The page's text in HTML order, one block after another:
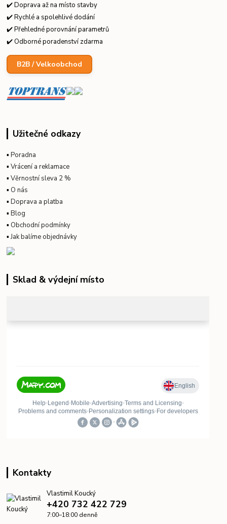
✔️ Doprava až na místo stavby
✔️ Rychlé a spolehlivé dodání
✔️ Přehledné porovnání parametrů
✔️ Odborné poradenství zdarma
B2B / Velkoobchod
Užitečné odkazy
▪Poradna
▪Vrácení a reklamace
▪Věrnostní sleva 2 %
▪ O nás
▪Doprava a platba
▪Blog
▪ Obchodní podmínky
▪Jak balíme objednávky
Sklad & výdejní místo
Kontakty
Vlastimil Koucký
+420 732 422 729
7:00–18:00 denně